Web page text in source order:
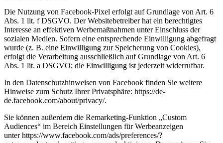
Die Nutzung von Facebook-Pixel erfolgt auf Grundlage von Art. 6
Abs. 1 lit. f DSGVO. Der Websitebetreiber hat ein berechtigtes
Interesse an effektiven Werbemaßnahmen unter Einschluss der
sozialen Medien. Sofern eine entsprechende Einwilligung abgefragt
wurde (z. B. eine Einwilligung zur Speicherung von Cookies),
erfolgt die Verarbeitung ausschließlich auf Grundlage von Art. 6
Abs. 1 lit. a DSGVO; die Einwilligung ist jederzeit widerrufbar.
In den Datenschutzhinweisen von Facebook finden Sie weitere
Hinweise zum Schutz Ihrer Privatsphäre: https://de-
de.facebook.com/about/privacy/.
Sie können außerdem die Remarketing-Funktion „Custom
Audiences“ im Bereich Einstellungen für Werbeanzeigen
unter https://www.facebook.com/ads/preferences/?